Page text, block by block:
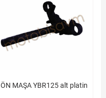
ÖN MAŞA YBR125 alt platin